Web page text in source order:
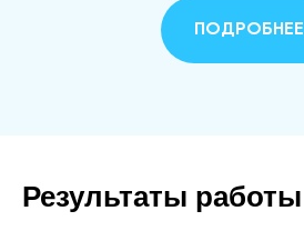
ПОДРОБНЕЕ
Результаты работы